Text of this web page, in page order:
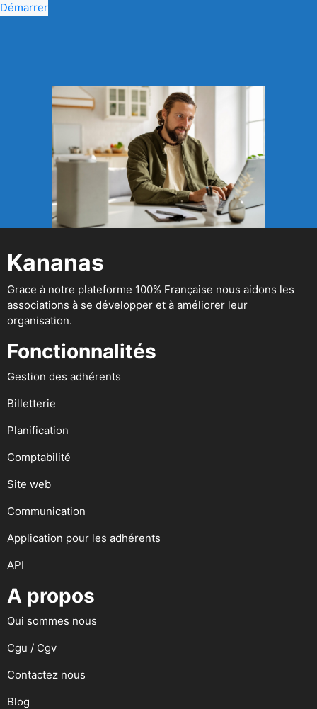
Démarrer
Kananas
Grace à notre plateforme 100% Française nous aidons les
associations à se développer et à améliorer leur
organisation.
Fonctionnalités
Gestion des adhérents
Billetterie
Planification
Comptabilité
Site web
Communication
Application pour les adhérents
API
A propos
Qui sommes nous
Cgu / Cgv
Contactez nous
Blog